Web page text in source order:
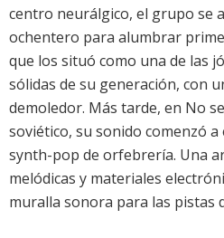
centro neurálgico, el grupo se
ochentero para alumbrar
que los situó como una de las
sólidas de su generación, con
demoledor. Más tarde, en No
soviético, su sonido comenzó
synth-pop de orfebrería. Una
melódicas y materiales
muralla sonora para las pistas